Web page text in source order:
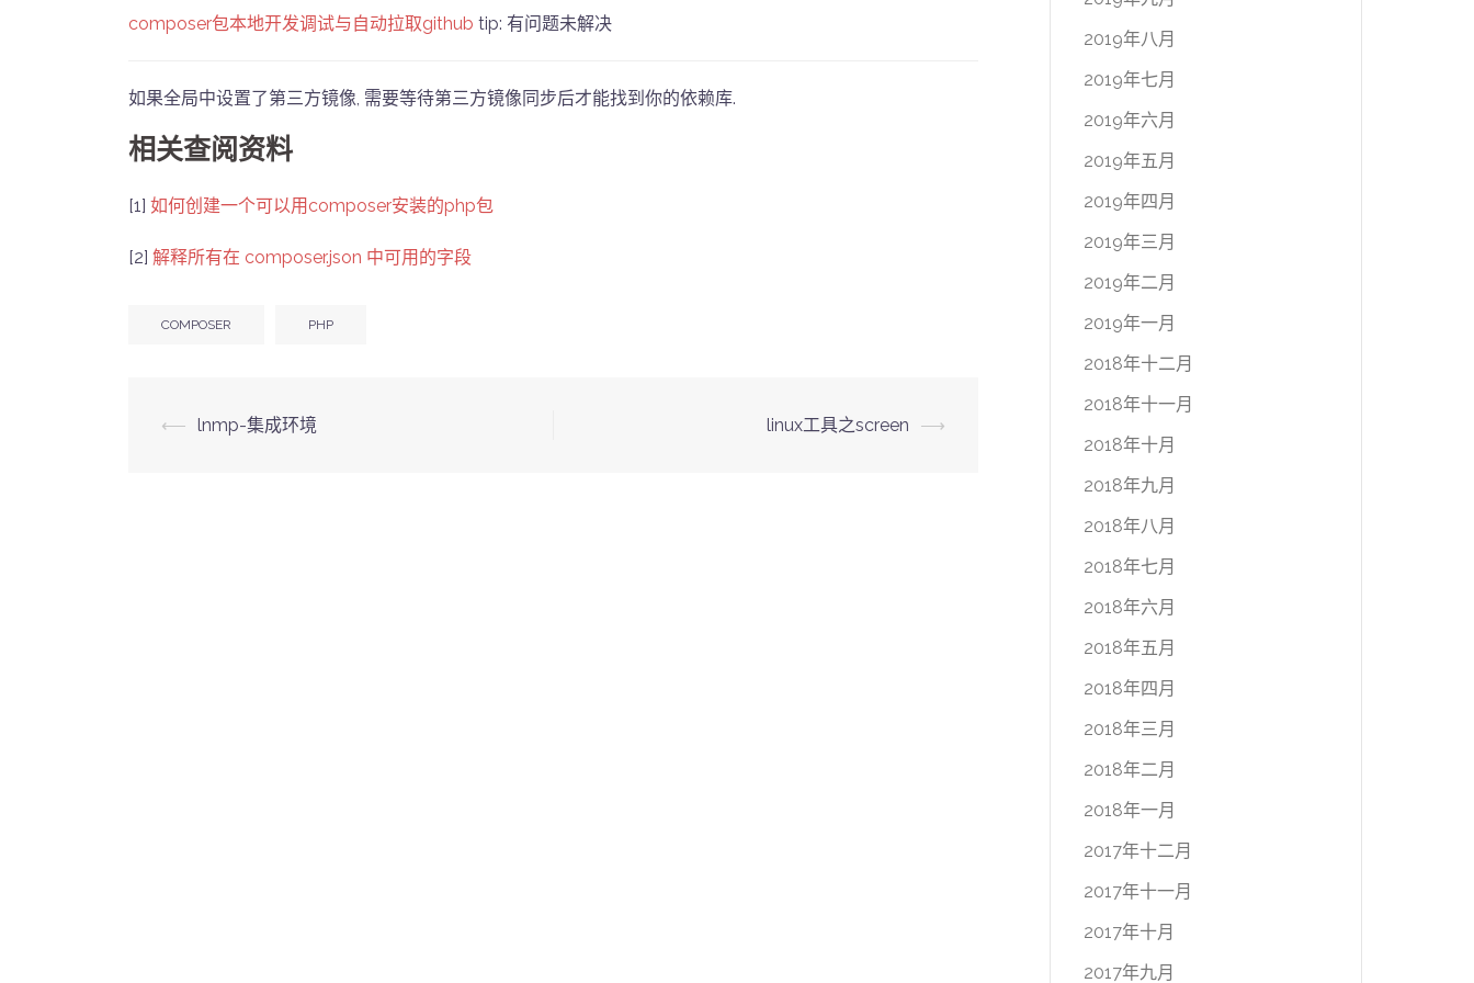
composer包本地开发调试与自动拉取github tip: 有问题未解决
如果全局中设置了第三方镜像, 需要等待第三方镜像同步后才能找到你的依赖库.
相关查阅资料
[1] 如何创建一个可以用composer安装的php包
[2] 解释所有在 composer.json 中可用的字段
COMPOSER PHP
Post
⟵ lnmp-集成环境 linux工具之screen ⟶
2019年八月
2019年七月
2019年六月
2019年五月
2019年四月
2019年三月
2019年二月
2019年一月
2018年十二月
2018年十一月
2018年十月
2018年九月
2018年八月
2018年七月
2018年六月
2018年五月
2018年四月
2018年三月
2018年二月
2018年一月
2017年十二月
2017年十一月
2017年十月
2017年九月